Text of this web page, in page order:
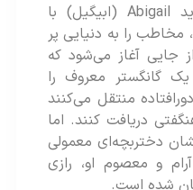
فیلم هالووین ترسناک جدید Abigail (ابیگیل) با
مخاطب را به دنیایی پر
جایی آغاز می‌شود که
یک گانگستر معروف را
منتقل می‌کنند
دریافت کنند. اما
دختربچه‌ای معمولی
و معصوم او، رازی
شده است.